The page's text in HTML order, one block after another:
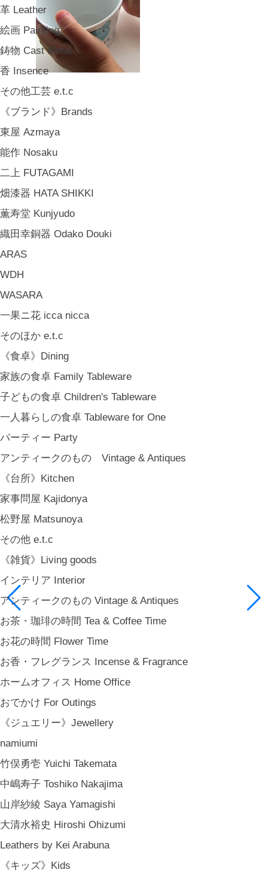
革 Leather
絵画 Painting
鋳物 Cast Metal
香 Insence
その他工芸 e.t.c
《ブランド》Brands
東屋 Azmaya
能作 Nosaku
二上 FUTAGAMI
畑漆器 HATA SHIKKI
薫寿堂 Kunjyudo
織田幸銅器 Odako Douki
ARAS
WDH
WASARA
一果ニ花 icca nicca
そのほか e.t.c
《食卓》Dining
家族の食卓 Family Tableware
子どもの食卓 Children's Tableware
一人暮らしの食卓 Tableware for One
パーティー Party
アンティークのもの Vintage & Antiques
《台所》Kitchen
家事問屋 Kajidonya
松野屋 Matsunoya
その他 e.t.c
《雑貨》Living goods
インテリア Interior
アンティークのもの Vintage & Antiques
お茶・珈琲の時間 Tea & Coffee Time
お花の時間 Flower Time
お香・フレグランス Incense & Fragrance
ホームオフィス Home Office
おでかけ For Outings
《ジュエリー》Jewellery
namiumi
竹俣勇壱 Yuichi Takemata
中嶋寿子 Toshiko Nakajima
山岸紗綾 Saya Yamagishi
大清水裕史 Hiroshi Ohizumi
Leathers by Kei Arabuna
《キッズ》Kids